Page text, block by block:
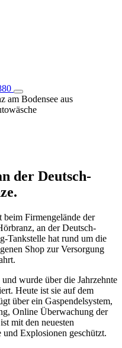
der Deutsch-
beim Firmengelände der
an der Deutsch-
Tankstelle hat rund um die
Shop zur Versorgung
wurde über die Jahrzehnte
Heute ist sie auf dem
über ein Gaspendelsystem,
Online Überwachung der
mit den neuesten
Explosionen geschützt.